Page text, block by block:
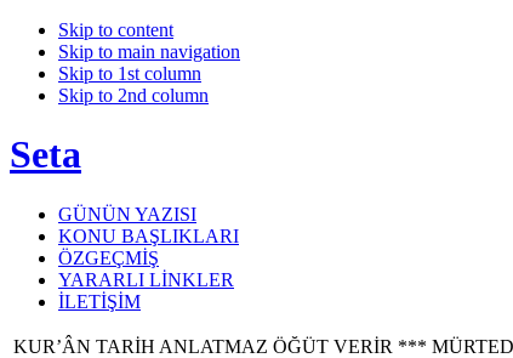
Skip to content
Skip to main navigation
Skip to 1st column
Skip to 2nd column
Seta
GÜNÜN YAZISI
KONU BAŞLIKLARI
ÖZGEÇMİŞ
YARARLI LİNKLER
İLETİŞİM
KUR’ÂN TARİH ANLATMAZ ÖĞÜT VERİR ***